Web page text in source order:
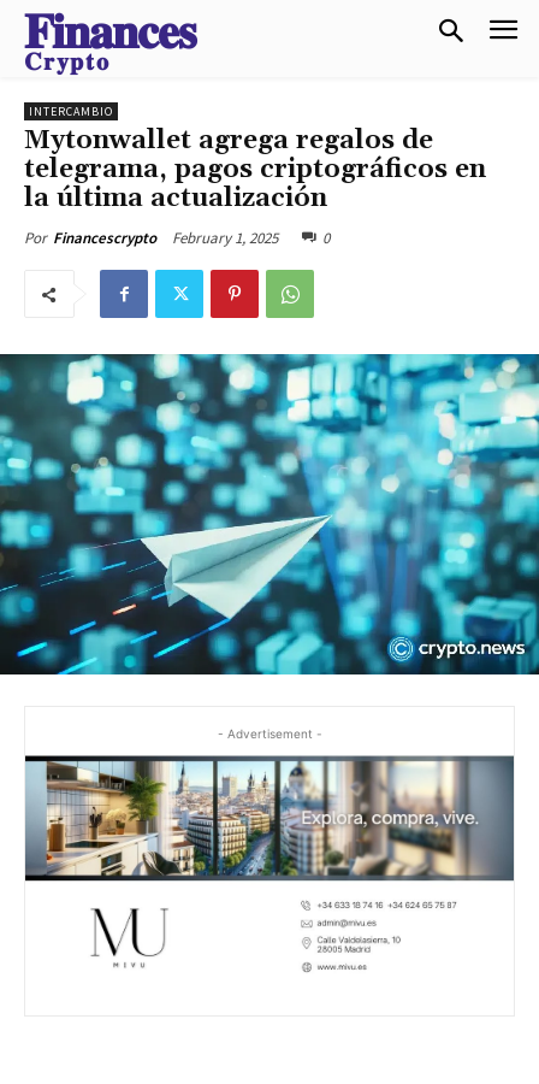
𝐅𝐢𝐧𝐚𝐧𝐜𝐞𝐬
𝐂𝐫𝐲𝐩𝐭𝐨
INTERCAMBIO
Mytonwallet agrega regalos de
telegrama, pagos criptográficos en
la última actualización
Por Financescrypto February 1, 2025 0
- Advertisement -